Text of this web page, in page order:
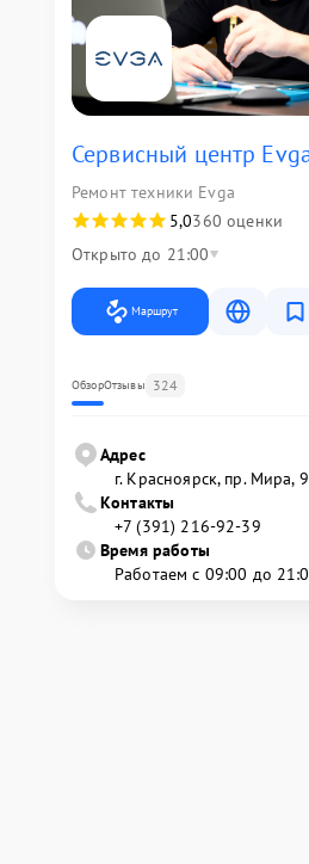
Сервисный центр
Ремонт техники Evga
5,0360 оценки
Открыто до 21:00
Маршрут
ОбзорОтзывы 324
Адрес
г. Красноярск, ​пр. Мира,
Контакты
+7 (391) 216-92-39
Время работы
Работаем с 09:00 до